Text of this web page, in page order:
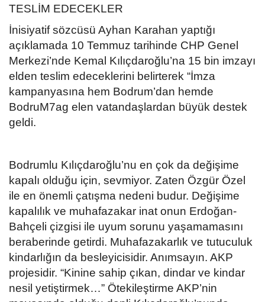
TESLİM EDECEKLER
İnisiyatif sözcüsü Ayhan Karahan yaptığı
açıklamada 10 Temmuz tarihinde CHP Genel
Merkezi’nde Kemal Kılıçdaroğlu’na 15 bin imzayı
elden teslim edeceklerini belirterek “İmza
kampanyasına hem Bodrum’dan hemde
BodruM7ag elen vatandaşlardan büyük destek
geldi.
Bodrumlu Kılıçdaroğlu’nu en çok da değişime
kapalı olduğu için, sevmiyor. Zaten Özgür Özel
ile en önemli çatışma nedeni budur. Değişime
kapalılık ve muhafazakar inat onun Erdoğan-
Bahçeli çizgisi ile uyum sorunu yaşamamasını
beraberinde getirdi. Muhafazakarlık ve tutuculuk
kindarlığın da besleyicisidir. Anımsayın. AKP
projesidir. “Kinine sahip çıkan, dindar ve kindar
nesil yetiştirmek…” Ötekileştirme AKP’nin